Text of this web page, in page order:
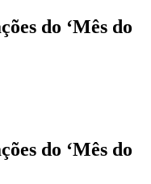
do ‘Mês do
do ‘Mês do